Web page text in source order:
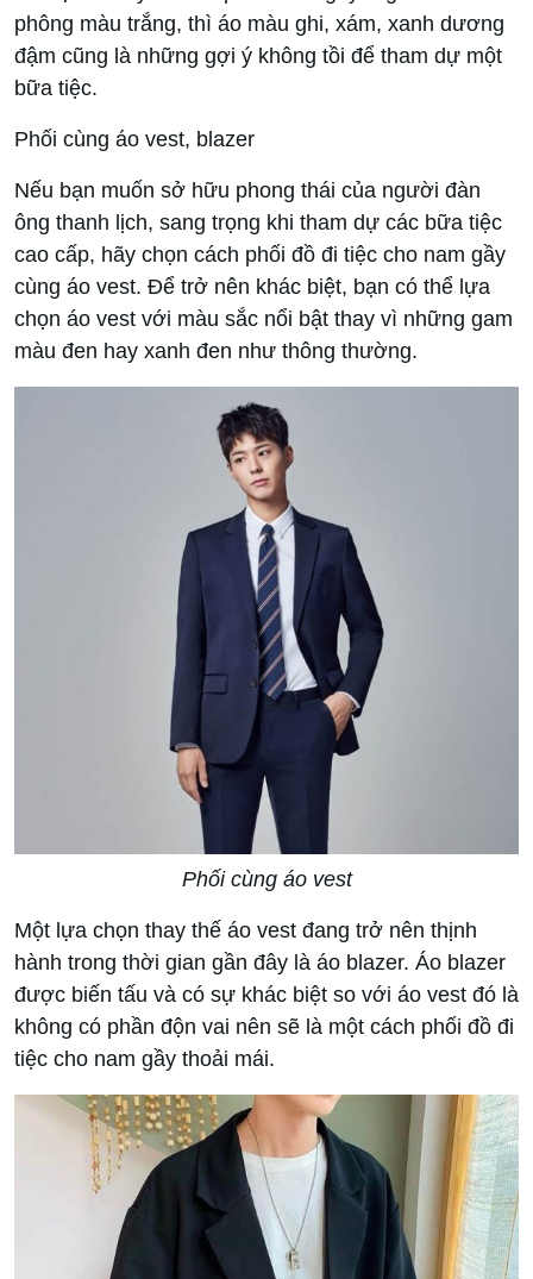
phông màu trắng, thì áo màu ghi, xám, xanh dương
đậm cũng là những gợi ý không tồi để tham dự một
bữa tiệc.
Phối cùng áo vest, blazer
Nếu bạn muốn sở hữu phong thái của người đàn
ông thanh lịch, sang trọng khi tham dự các bữa tiệc
cao cấp, hãy chọn cách phối đồ đi tiệc cho nam gầy
cùng áo vest. Để trở nên khác biệt, bạn có thể lựa
chọn áo vest với màu sắc nổi bật thay vì những gam
màu đen hay xanh đen như thông thường.
Phối cùng áo vest
Một lựa chọn thay thế áo vest đang trở nên thịnh
hành trong thời gian gần đây là áo blazer. Áo blazer
được biến tấu và có sự khác biệt so với áo vest đó là
không có phần độn vai nên sẽ là một cách phối đồ đi
tiệc cho nam gầy thoải mái.